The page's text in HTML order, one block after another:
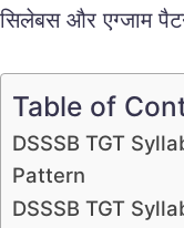
सिलेबस और एग्जाम
Table of
DSSSB TGT
Pattern
DSSSB TGT